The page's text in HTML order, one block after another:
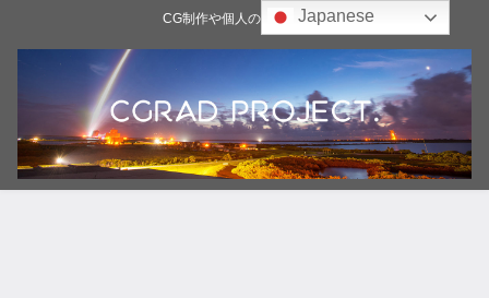
CG制作や個人の雑記ブログJapanese